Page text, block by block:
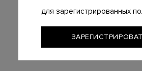
для зарегистрированных